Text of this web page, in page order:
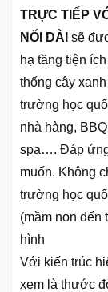
TRỰC TIẾP
NỐI DÀI sẽ
hạ tầng tiện
thống cây
trường học
nhà hàng,
spa…. Đáp
muốn. Không
trường học
(mầm non đến
hình
Với kiến trúc
xem là thước